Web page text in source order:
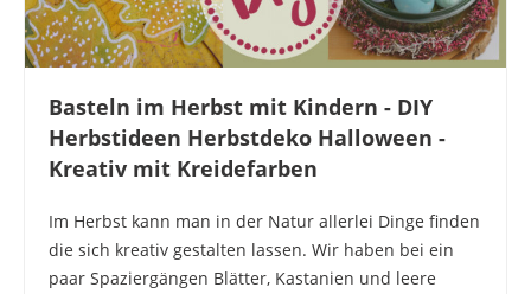
Basteln im Herbst mit Kindern - DIY
Herbstideen Herbstdeko Halloween -
Kreativ mit Kreidefarben
Im Herbst kann man in der Natur allerlei Dinge finden
die sich kreativ gestalten lassen. Wir haben bei ein
paar Spaziergängen Blätter, Kastanien und leere